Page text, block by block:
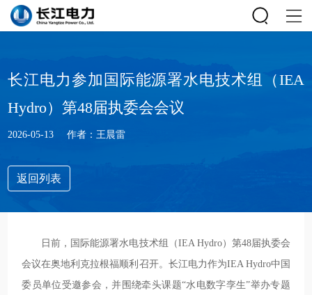
长江电力参加国际能源署水电技术组（IEA
Hydro）第48届执委会会议
2026-05-13 作者：王晨雷
返回列表
日前，国际能源署水电技术组（IEA Hydro）第48届执委会
会议在奥地利克拉根福顺利召开。长江电力作为IEA Hydro中国
委员单位受邀参会，并围绕牵头课题“水电数字孪生”举办专题